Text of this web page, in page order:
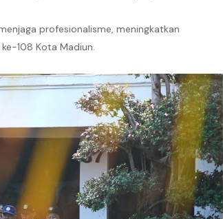
profesionalisme, meningkatkan
108 Kota Madiun.